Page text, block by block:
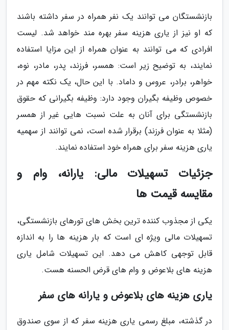
بازنشستگان می توانند یک نفر همراه در سفر داشته باشند
که او نیز از یاری هزینه سفر بهره مند خواهد شد. لیست
افرادی که می توانند به عنوان همراه از این مزایا استفاده
نمایند، به توضیح زیر است: همسر، فرزند، پدر، مادر، نوه،
خواهر، برادر، عروس و داماد. با این حال، یک نکته مهم در
خصوص وظیفه بگیران وجود دارد: وظیفه بگیرانی که حقوق
بازنشستگی برای آنان به علت نسبت هایی غیر از همسر
(مثلا به عنوان فرزند) برقرار شده است، نمی توانند از سهمیه
یاری هزینه سفر برای همراه خود استفاده نمایند.
جزئیات تسهیلات مالی: یارانه، وام و
مقایسه قیمت ها
یکی از مجذوب کننده ترین بخش های تورهای بازنشستگی،
تسهیلات مالی ویژه ای است که بار هزینه ها را به اندازه
قابل توجهی کاهش می دهد. این تسهیلات شامل یاری
هزینه های بلاعوض و وام های قرض الحسنه هست.
یاری هزینه های بلاعوض و یارانه های سفر
در گذشته، مبلغ رسمی یاری هزینه سفر که از سوی صندوق